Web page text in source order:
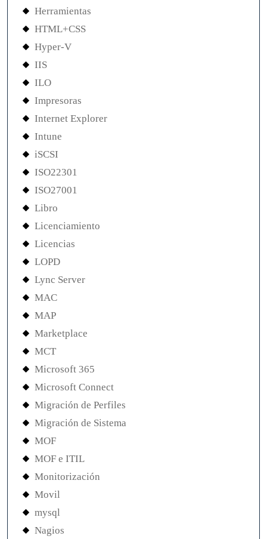
Herramientas
HTML+CSS
Hyper-V
IIS
ILO
Impresoras
Internet Explorer
Intune
iSCSI
ISO22301
ISO27001
Libro
Licenciamiento
Licencias
LOPD
Lync Server
MAC
MAP
Marketplace
MCT
Microsoft 365
Microsoft Connect
Migración de Perfiles
Migración de Sistema
MOF
MOF e ITIL
Monitorización
Movil
mysql
Nagios